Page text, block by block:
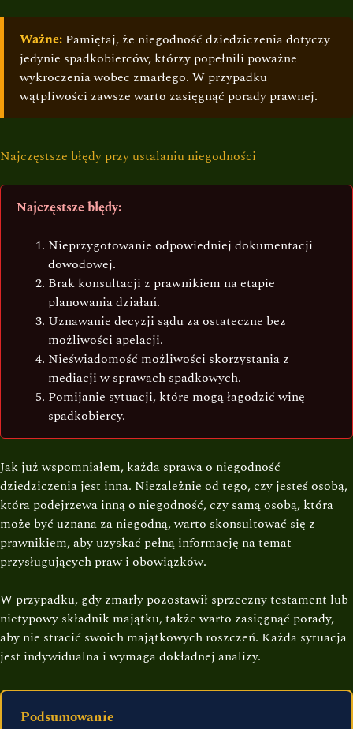
Ważne: Pamiętaj, że niegodność dziedziczenia dotyczy
jedynie spadkobierców, którzy popełnili poważne
wykroczenia wobec zmarłego. W przypadku
wątpliwości zawsze warto zasięgnąć porady prawnej.
Najczęstsze błędy przy ustalaniu niegodności
Najczęstsze błędy:
Nieprzygotowanie odpowiedniej dokumentacji
dowodowej.
Brak konsultacji z prawnikiem na etapie
planowania działań.
Uznawanie decyzji sądu za ostateczne bez
możliwości apelacji.
Nieświadomość możliwości skorzystania z
mediacji w sprawach spadkowych.
Pomijanie sytuacji, które mogą łagodzić winę
spadkobiercy.
Jak już wspomniałem, każda sprawa o niegodność
dziedziczenia jest inna. Niezależnie od tego, czy jesteś osobą,
która podejrzewa inną o niegodność, czy samą osobą, która
może być uznana za niegodną, warto skonsultować się z
prawnikiem, aby uzyskać pełną informację na temat
przysługujących praw i obowiązków.
W przypadku, gdy zmarły pozostawił sprzeczny testament lub
nietypowy składnik majątku, także warto zasięgnąć porady,
aby nie stracić swoich majątkowych roszczeń. Każda sytuacja
jest indywidualna i wymaga dokładnej analizy.
Podsumowanie